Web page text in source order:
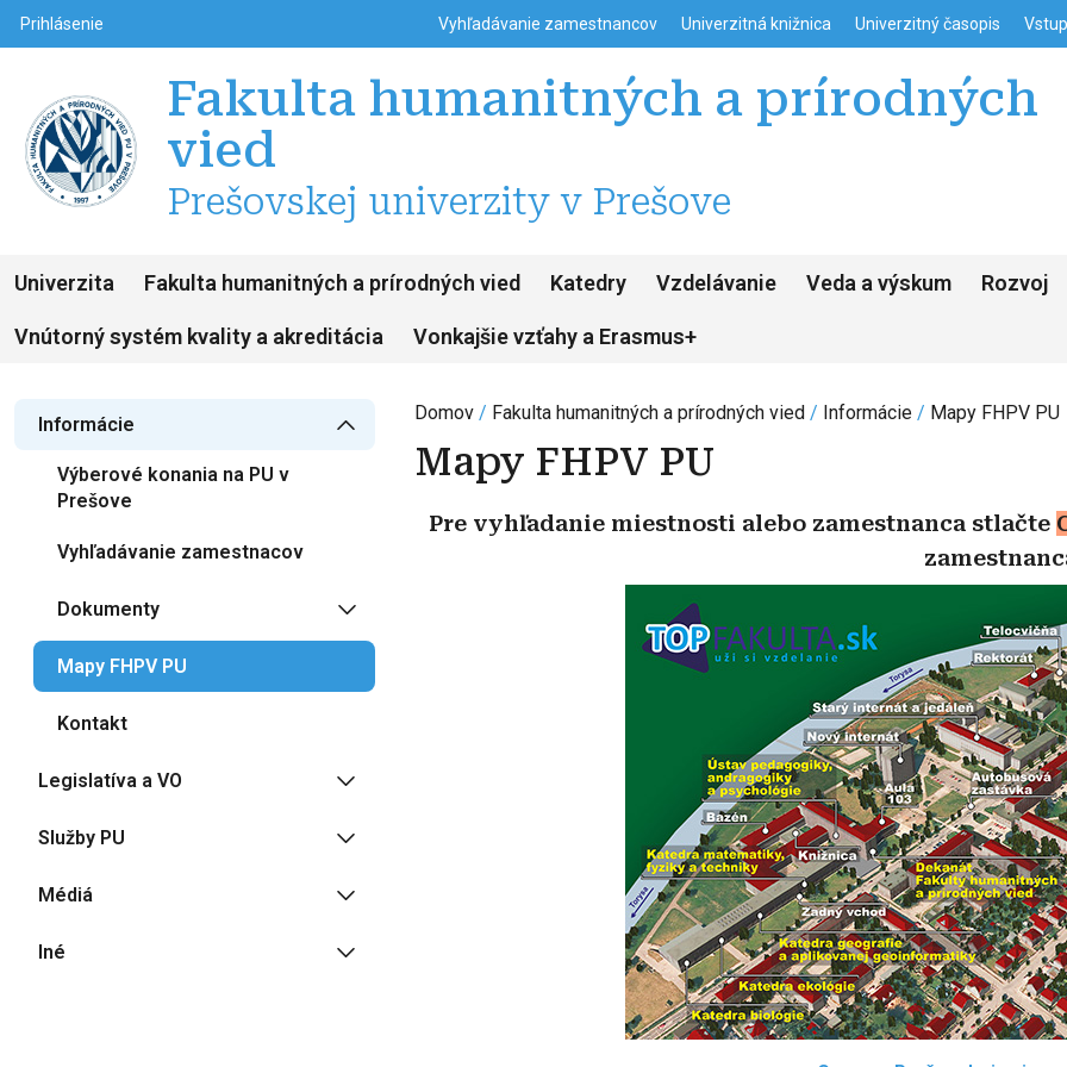
Skočiť na hlavný obsah
Používateľské menu
Prihlásenie Top menu
Vyhľadávanie zamestnancov Univerzitná knižnica Univerzitný časopis
Fakulta humanitných a prírodných
vied
Prešovskej univerzity v Prešove
Univerzita Fakulta humanitných a prírodných vied Katedry Vzdelávanie Veda a výskum Rozvoj
Vnútorný systém kvality a akreditácia Vonkajšie vzťahy a Erasmus+
Domov Fakulta humanitných a prírodných vied Informácie Mapy FHPV PU
Mapy FHPV PU
Pre vyhľadanie miestnosti alebo zamestnanca stlačte
Informácie
Výberové konania na PU v
Prešove
Vyhľadávanie zamestnacov
Dokumenty
Mapy FHPV PU
Kontakt
Legislatíva a VO
Služby PU
Médiá
Iné